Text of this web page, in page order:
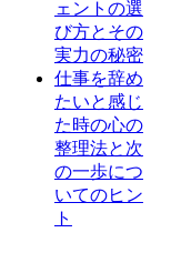
ェントの選
び方とその
実力の秘密
仕事を辞め
たいと感じ
た時の心の
整理法と次
の一歩につ
いてのヒン
ト